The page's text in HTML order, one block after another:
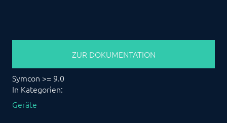
ZUR DOKUMENTATION
Symcon >= 9.0
In Kategorien:
Geräte